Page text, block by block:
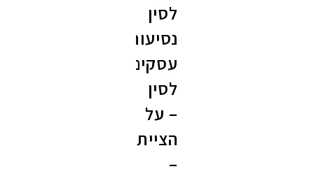
לסין
נסיעות
עסקים
לסין
– על
הצייתנות
–